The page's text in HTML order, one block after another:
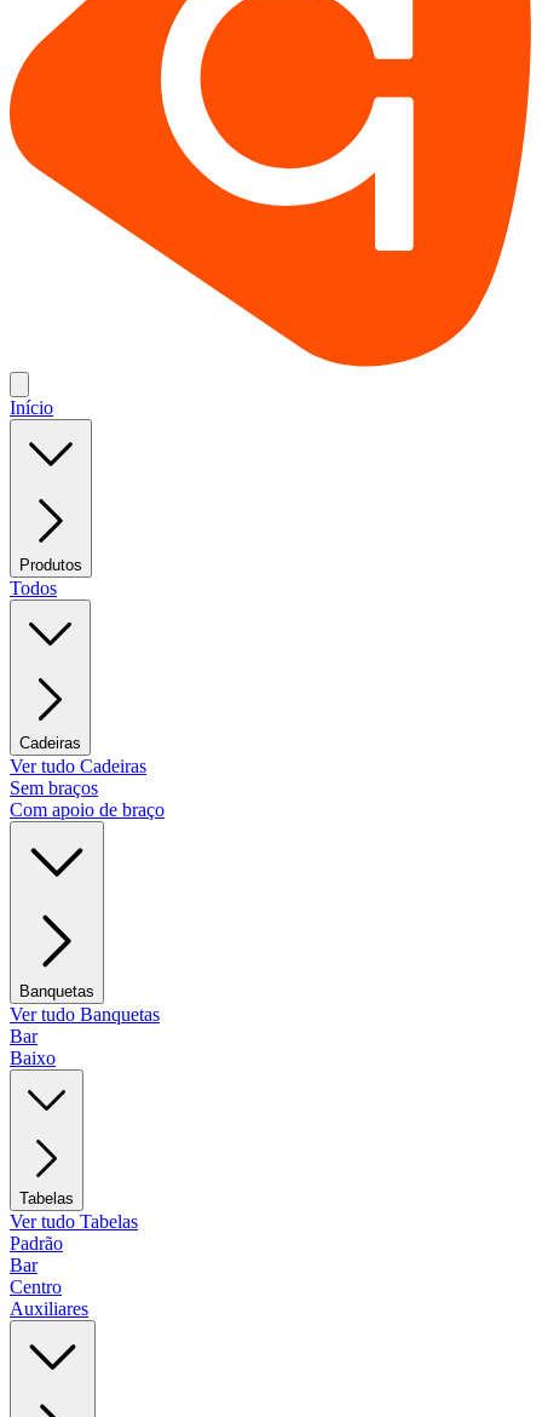
Início
Produtos
Todos
Cadeiras
Ver tudo Cadeiras
Sem braços
Com apoio de braço
Banquetas
Ver tudo Banquetas
Bar
Baixo
Tabelas
Ver tudo Tabelas
Padrão
Bar
Centro
Auxiliares